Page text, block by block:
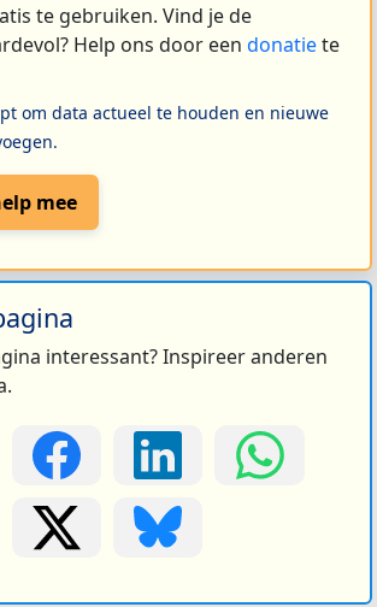
te gebruiken. Vind je de
Help ons door een donatiete
om data actueel te houden en nieuwe
mee
interessant? Inspireer anderen